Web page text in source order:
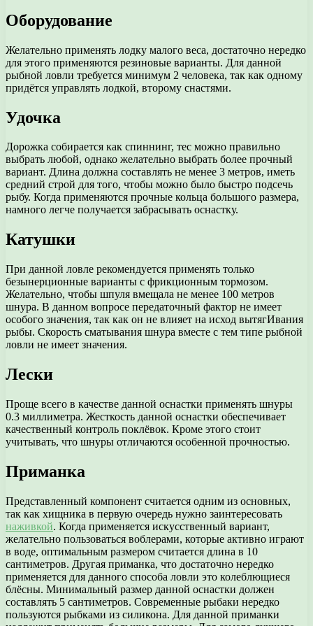
Оборудование
Желательно применять лодку малого веса, достаточно нередко
для этого применяются резиновые варианты. Для данной
рыбной ловли требуется минимум 2 человека, так как одному
придётся управлять лодкой, второму снастями.
Удочка
Дорожка собирается как спиннинг, тес можно правильно
выбрать любой, однако желательно выбрать более прочный
вариант. Длина должна составлять не менее 3 метров, иметь
средний строй для того, чтобы можно было быстро подсечь
рыбу. Когда применяются прочные кольца большого размера,
намного легче получается забрасывать оснастку.
Катушки
При данной ловле рекомендуется применять только
безынерционные варианты с фрикционным тормозом.
Желательно, чтобы шпуля вмещала не менее 100 метров
шнура. В данном вопросе передаточный фактор не имеет
особого значения, так как он не влияет на исход вытягИвания
рыбы. Скорость сматывания шнура вместе с тем типе рыбной
ловли не имеет значения.
Лески
Проще всего в качестве данной оснастки применять шнуры
0.3 миллиметра. Жесткость данной оснастки обеспечивает
качественный контроль поклёвок. Кроме этого стоит
учитывать, что шнуры отличаются особенной прочностью.
Приманка
Представленный компонент считается одним из основных,
так как хищника в первую очередь нужно заинтересовать
наживкой. Когда применяется искусственный вариант,
желательно пользоваться воблерами, которые активно играют
в воде, оптимальным размером считается длина в 10
сантиметров. Другая приманка, что достаточно нередко
применяется для данного способа ловли это колеблющиеся
блёсны. Минимальный размер данной оснастки должен
составлять 5 сантиметров. Современные рыбаки нередко
пользуются рыбками из силикона. Для данной приманки